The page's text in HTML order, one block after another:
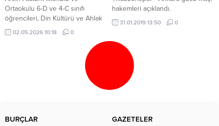
Ortaokulu 6-D ve 4-C sınıfı
öğrencileri, Din Kültürü ve Ahlak
Bilgisi dersi kapsamında anlamlı
bir gezi gerçekleştirdi. Programda
öğrenciler, Hz. Muhammed’in
hayatını konu alan filmi izledi.
Ardından Trabzon Arkeoloji
Müzesi’ni ziyaret eden öğrenciler,
şehrin tarihi mirası hakkında bilgi
02.05.2026 10:18 0
hakemleri açıklandı.
31.01.2019 13:50 0
BURÇLAR GAZETELER